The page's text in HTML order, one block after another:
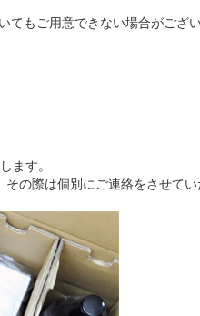
もご用意できない場合がござ
ます。
の際は個別にご連絡をさせてい